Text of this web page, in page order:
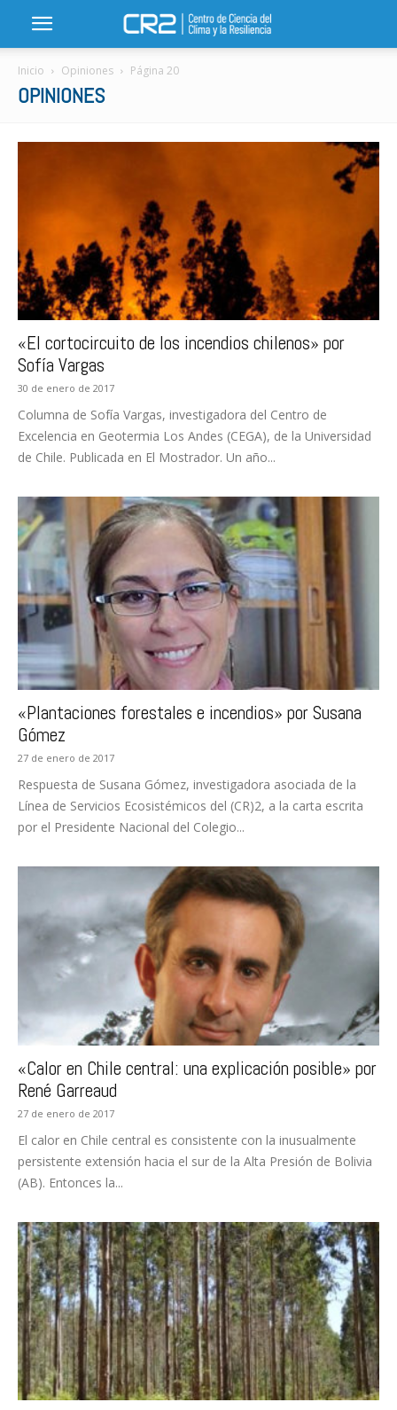
Inicio Opiniones Página 20
OPINIONES
«El cortocircuito de los incendios chilenos» por
Sofía Vargas
30 de enero de 2017
Columna de Sofía Vargas, investigadora del Centro de
Excelencia en Geotermia Los Andes (CEGA), de la Universidad
de Chile. Publicada en El Mostrador. Un año...
«Plantaciones forestales e incendios» por Susana
Gómez
27 de enero de 2017
Respuesta de Susana Gómez, investigadora asociada de la
Línea de Servicios Ecosistémicos del (CR)2, a la carta escrita
por el Presidente Nacional del Colegio...
«Calor en Chile central: una explicación posible» por
René Garreaud
27 de enero de 2017
El calor en Chile central es consistente con la inusualmente
persistente extensión hacia el sur de la Alta Presión de Bolivia
(AB). Entonces la...